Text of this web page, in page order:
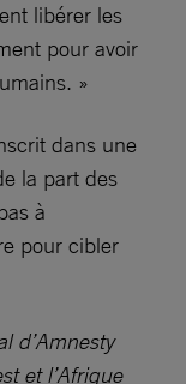
libérer les
pour avoir
»
dans une
la part des
à
pour cibler
d’Amnesty
et l’Afrique